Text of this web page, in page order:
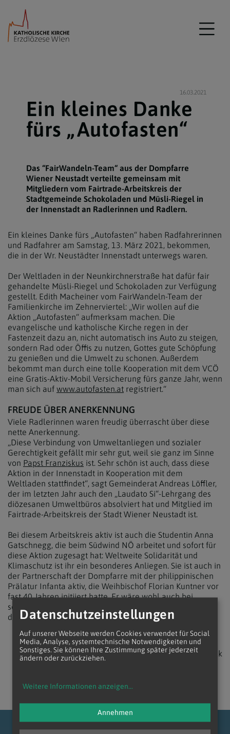
16.03.2021
Ein kleines Danke
fürs „Autofasten“
Das “FairWandeln-Team“ aus der Dompfarre
Wiener Neustadt verteilte gemeinsam mit
Mitgliedern vom Fairtrade-Arbeitskreis der
Stadtgemeinde Schokoladen und Müsli-Riegel in
der Innenstadt an Radlerinnen und Radlern.
Ein kleines Danke fürs „Autofasten“ haben Radfahrerinnen
und Radfahrer am Samstag, 13. März 2021, bekommen,
die in der Wr. Neustädter Innenstadt unterwegs waren.
Der Weltladen in der Neunkirchnerstraße hat dafür fair
gehandelte Müsli-Riegel und Schokoladen zur Verfügung
gestellt. Edith Macheiner vom FairWandeln-Team der
Familienkirche im Zehnerviertel: „Wir wollen auf die
Aktion „Autofasten“ aufmerksam machen. Die
evangelische und katholische Kirche regen in der
Fastenzeit dazu an, nicht automatisch ins Auto zu steigen,
sondern Rad oder Öffis zu nutzen, Gottes gute Schöpfung
zu genießen und die Umwelt zu schonen. Außerdem
bekommt man durch eine tolle Kooperation mit dem VCÖ
eine Gratis-Aktiv-Mobil Versicherung fürs ganze Jahr, wenn
man sich auf www.autofasten.at registriert.“
FREUDE ÜBER ANERKENNUNG
Viele Radlerinnen waren freudig überrascht über diese
nette Anerkennung.
„Diese Verbindung von Umweltanliegen und sozialer
Gerechtigkeit gefällt mir sehr gut, weil sie ganz im Sinne
von Papst Franziskus ist. Sehr schön ist auch, dass diese
Aktion in der Innenstadt in Kooperation mit dem
Weltladen stattfindet“, sagt Gemeinderat Andreas Löffler,
der im letzten Jahr auch den „Laudato Si“-Lehrgang des
diözesanen Umweltbüros absolviert hat und Mitglied im
Fairtrade-Arbeitskreis der Stadt Wiener Neustadt ist.
Bei diesem Arbeitskreis aktiv ist auch die Studentin Anna
Gatschnegg, die beim Südwind NÖ arbeitet und sofort für
diese Aktion zugesagt hat: Weltweite Solidarität und
Klimaschutz ist ihr ein besonderes Anliegen. Sie ist auch in
der Partnerschaft der Dompfarre mit der philippinischen
Prälatur Infanta aktiv, die Weihbischof Florian Kuntner vor
fast 40 Jahren initiiert hatte. Er wäre wohl auch bei
solchen Aktionen dabei gewesen. Denn ihn hat man oft
durch die Wiener Neustädter Innenstadt radeln gesehn.
zurück
Datenschutzeinstellungen
Auf unserer Webseite werden Cookies verwendet für Social
Media, Analyse, systemtechnische Notwendigkeiten und
Sonstiges. Sie können Ihre Zustimmung später jederzeit
ändern oder zurückziehen.
Weitere Informationen anzeigen...
Annehmen